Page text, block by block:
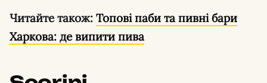
Читайте також: Топові паби та пивні бари
Харкова: де випити пива